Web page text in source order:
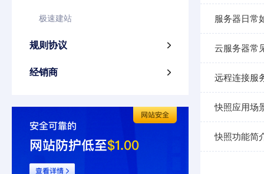
极速建站
规则协议 
经销商 
服务器日常
云服务器常
远程连接服
快照应用场
快照功能简